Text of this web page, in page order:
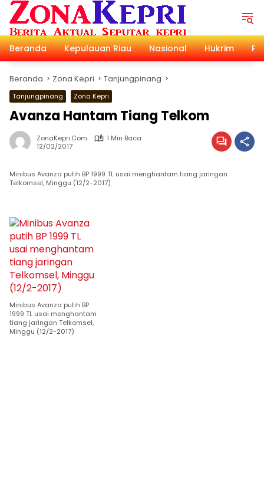
Langsung
konten
Beranda
Kepulauan Riau Nasional Hukrim
Beranda Zona Kepri Tanjungpinang
Tanjungpinang Zona Kepri
Avanza Hantam Tiang Telkom
ZonaKepri.com
1 Min Baca
12/02/2017
Minibus Avanza putih BP 1999 TL usai menghantam tiang jaringan
Telkomsel, Minggu (12/2-2017)
Minibus Avanza putih BP
1999 TL usai menghantam
tiang jaringan Telkomsel,
Minggu (12/2-2017)